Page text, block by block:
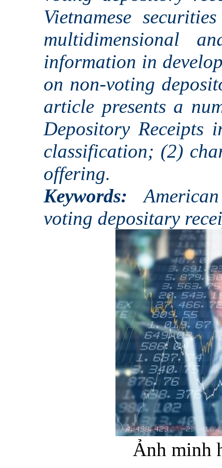
Vietnamese
multidimensional
information in
on non-voting
article presents a
Depository
classification; (2)
offering.
Keywords:
voting depositary
Ảnh minh